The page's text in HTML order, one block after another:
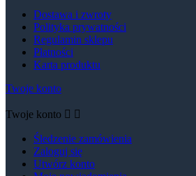
Dostawa i zwroty
Polityka prywatności
Regulamin sklepu
Płatności
Karta produktu
Twoje konto
Twoje konto  
Śledzenie zamówienia
Zaloguj się
Utwórz konto